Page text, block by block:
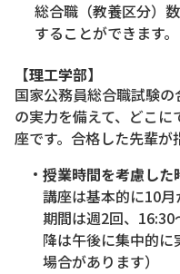
総合職（教養区分）
することができます。
【理工学部】
国家公務員総合職試験
の実力を備えて、どこ
座です。合格した先輩が
授業時間を考慮した
講座は基本的に10
期間は週2回、
降は午後に集中的に
場合があります）